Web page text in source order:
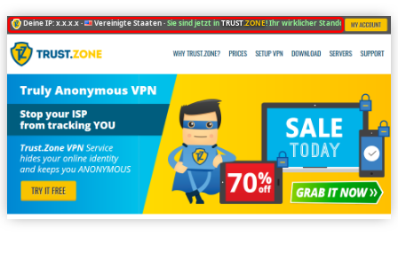
Deine IP: x.x.x.x · Vereinigte Staaten ·Sie sind jetzt inTRUST.ZONE! Ihr wirklicher Standort ist